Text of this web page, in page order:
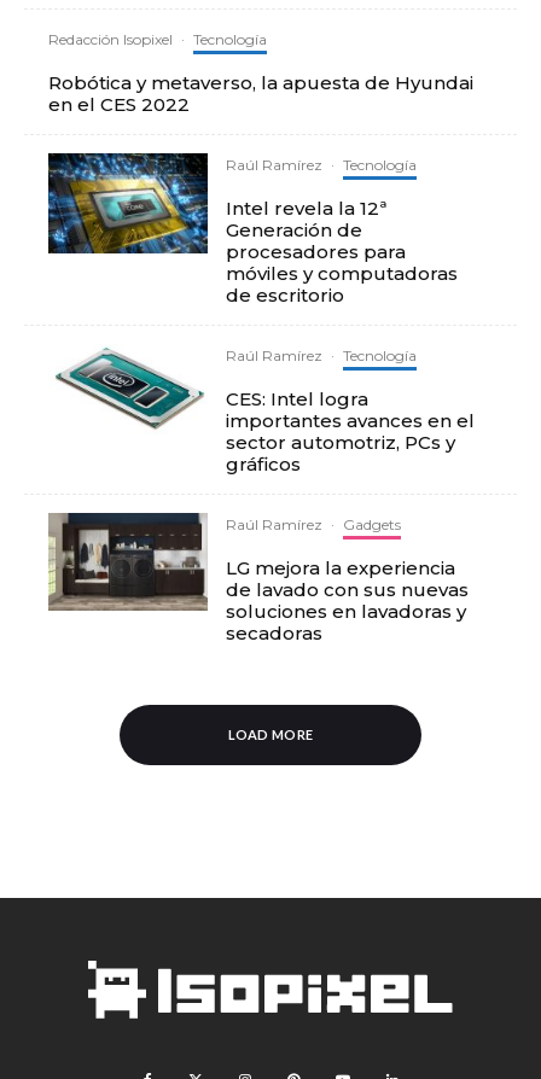
Redacción Isopixel · Tecnología
Robótica y metaverso, la apuesta de Hyundai
en el CES 2022
Raúl Ramírez · Tecnología
Intel revela la 12ª
Generación de
procesadores para
móviles y computadoras
de escritorio
Raúl Ramírez · Tecnología
CES: Intel logra
importantes avances en el
sector automotriz, PCs y
gráficos
Raúl Ramírez · Gadgets
LG mejora la experiencia
de lavado con sus nuevas
soluciones en lavadoras y
secadoras
LOAD MORE